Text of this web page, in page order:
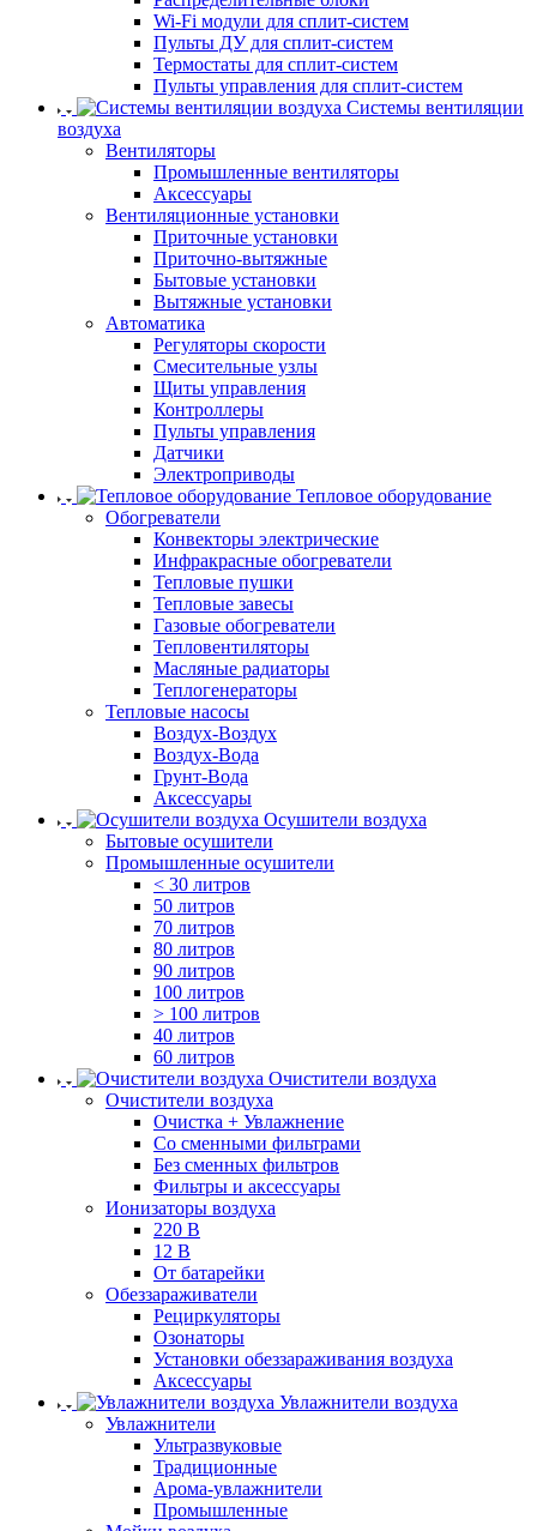
Wi-Fi модули для сплит-систем
Пульты ДУ для сплит-систем
Термостаты для сплит-систем
Пульты управления для сплит-систем
Системы вентиляции
воздуха
Вентиляторы
Промышленные вентиляторы
Аксессуары
Вентиляционные установки
Приточные установки
Приточно-вытяжные
Бытовые установки
Вытяжные установки
Автоматика
Регуляторы скорости
Смесительные узлы
Щиты управления
Контроллеры
Пульты управления
Датчики
Электроприводы
Тепловое оборудование
Обогреватели
Конвекторы электрические
Инфракрасные обогреватели
Тепловые пушки
Тепловые завесы
Газовые обогреватели
Тепловентиляторы
Масляные радиаторы
Теплогенераторы
Тепловые насосы
Воздух-Воздух
Воздух-Вода
Грунт-Вода
Аксессуары
Осушители воздуха
Бытовые осушители
Промышленные осушители
< 30 литров
50 литров
70 литров
80 литров
90 литров
100 литров
> 100 литров
40 литров
60 литров
Очистители воздуха
Очистители воздуха
Очистка + Увлажнение
Cо сменными фильтрами
Без сменных фильтров
Фильтры и аксессуары
Ионизаторы воздуха
220 В
12 В
От батарейки
Обеззараживатели
Рециркуляторы
Озонаторы
Установки обеззараживания воздуха
Аксессуары
Увлажнители воздуха
Увлажнители
Ультразвуковые
Традиционные
Арома-увлажнители
Промышленные